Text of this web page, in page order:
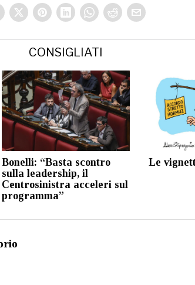
CONSIGLIATI
Bonelli: “Basta scontro
sulla leadership, il
Centrosinistra acceleri sul
programma”
Le